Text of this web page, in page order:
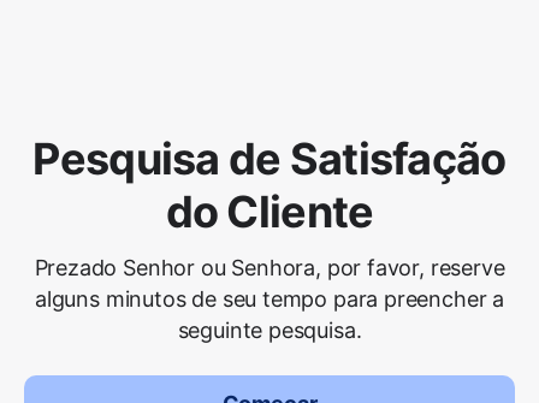
Pesquisa de Satisfação
do Cliente
Prezado Senhor ou Senhora, por favor, reserve
alguns minutos de seu tempo para preencher a
seguinte pesquisa.